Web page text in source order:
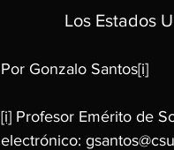
Los Estados
Por Gonzalo Santos[i]
[i] Profesor Emérito de
electrónico: